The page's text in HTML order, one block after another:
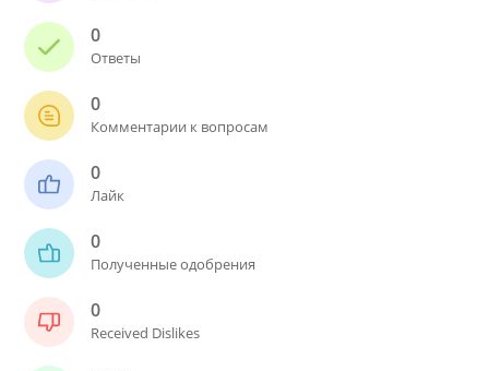
0
Ответы
0
Комментарии к вопросам
0
Лайк
0
Полученные одобрения
0
Received Dislikes